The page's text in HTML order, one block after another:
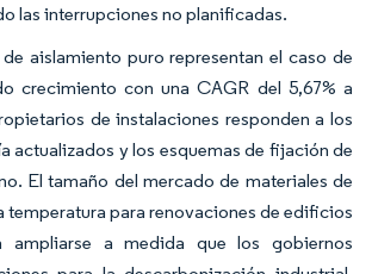
las interrupciones no planificadas.
aislamiento puro representan el caso de
crecimiento con una CAGR del 5,67% a
de instalaciones responden a los
actualizados y los esquemas de fijación de
El tamaño del mercado de materiales de
temperatura para renovaciones de edificios
ampliarse a medida que los gobiernos